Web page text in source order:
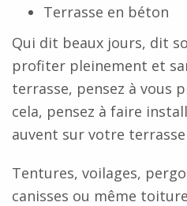
Terrasse en béton
Qui dit beaux jours, dit
profiter pleinement et
terrasse, pensez à vous
cela, pensez à faire
auvent sur votre terrasse
Tentures, voilages,
canisses ou même